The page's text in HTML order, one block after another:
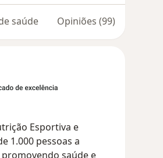
saúde Opiniões (99)
Esportiva e
1.000 pessoas a
saúde e